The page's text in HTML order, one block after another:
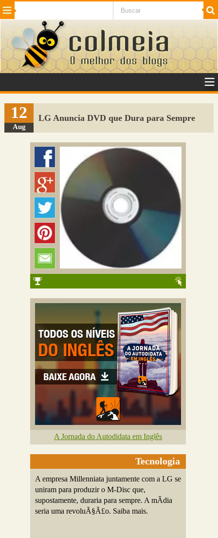
Beleza Cinema e TV
Internet Jogos NotÃ­cias SaÃºde
VeÃ­culos Adulto
Sugerir Link
Adicionar Blog
Colmeia Exchange
12
Aug
LG Anuncia DVD que Dura para Sempre
A Jornada do Autodidata em Inglês
Tecnologia
A empresa Millenniata juntamente com a LG se
uniram para produzir o M-Disc que,
supostamente, duraria para sempre. A mÃ­dia
seria uma revoluÃ§Ã£o. Saiba mais.